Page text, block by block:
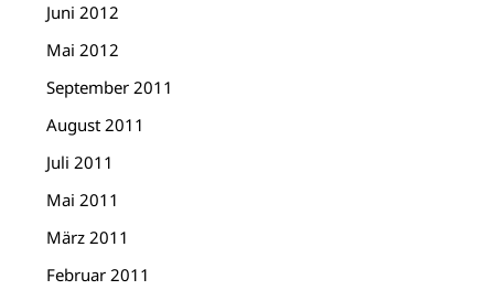
Juni 2012
Mai 2012
September 2011
August 2011
Juli 2011
Mai 2011
März 2011
Februar 2011